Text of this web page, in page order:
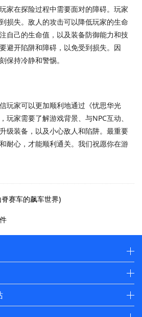
家在探险过程中需要面对的障碍。玩家
损失。敌人的攻击可以降低玩家的生命
自己的生命值，以及装备防御能力和技
避开陷阱和障碍，以免受到损失。因
保持冷静和警惕。
玩家可以更加顺利地通过《忧思华光
玩家需要了解游戏背景、与NPC互动、
级装备，以及小心敌人和陷阱。最重要
耐心，才能顺利通关。我们祝愿你在游
赛车的飙车世界)